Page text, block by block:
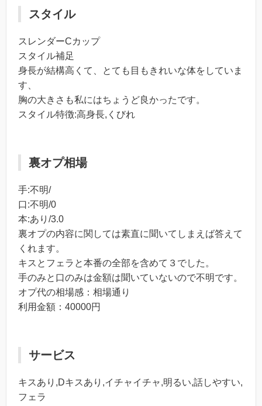
スタイル
スレンダーCカップ
スタイル補足
身長が結構高くて、とても目もきれいな体をしていま
す、
胸の大きさも私にはちょうど良かったです。
スタイル特徴:高身長,くびれ
裏オプ相場
手:不明/
口:不明/0
本:あり/3.0
裏オプの内容に関しては素直に聞いてしまえば答えて
くれます。
キスとフェラと本番の全部を含めて３でした。
手のみと口のみは金額は聞いていないので不明です。
オプ代の相場感：相場通り
利用金額：40000円
サービス
キスあり,Dキスあり,イチャイチャ,明るい,話しやすい,
フェラ